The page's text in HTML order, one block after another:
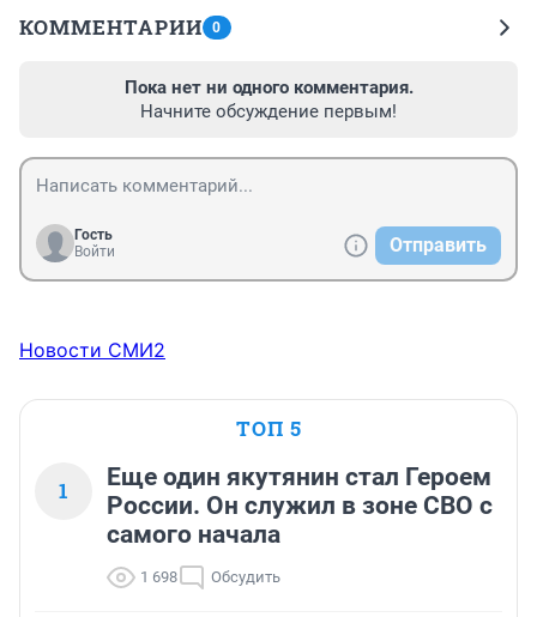
КОММЕНТАРИИ 0
Пока нет ни одного комментария.
Начните обсуждение первым!
Гость
Войти
Отправить
Новости СМИ2
ТОП 5
1
Еще один якутянин стал Героем
России. Он служил в зоне СВО с
самого начала
1 698 Обсудить